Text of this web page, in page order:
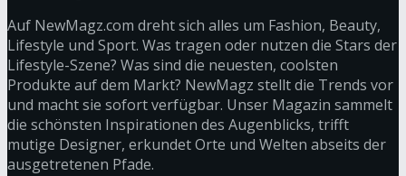
Auf NewMagz.com dreht sich alles um Fashion, Beauty,
Lifestyle und Sport. Was tragen oder nutzen die Stars der
Lifestyle-Szene? Was sind die neuesten, coolsten
Produkte auf dem Markt? NewMagz stellt die Trends vor
und macht sie sofort verfügbar. Unser Magazin sammelt
die schönsten Inspirationen des Augenblicks, trifft
mutige Designer, erkundet Orte und Welten abseits der
ausgetretenen Pfade.